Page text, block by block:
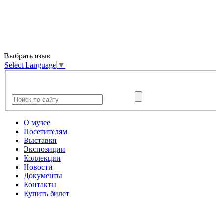
Выбрать язык
Select Language ▼
О музее
Посетителям
Выставки
Экспозиции
Коллекции
Новости
Документы
Контакты
Купить билет